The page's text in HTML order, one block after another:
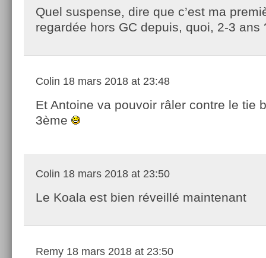
Quel suspense, dire que c’est ma
regardée hors GC depuis, quoi, 2-3 ans
Colin 18 mars 2018 at 23:48
Et Antoine va pouvoir râler contre le tie
3ème
Colin 18 mars 2018 at 23:50
Le Koala est bien réveillé maintenant
Remy 18 mars 2018 at 23:50